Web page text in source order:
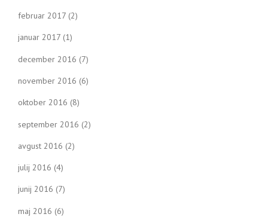
februar 2017 (2)
januar 2017 (1)
december 2016 (7)
november 2016 (6)
oktober 2016 (8)
september 2016 (2)
avgust 2016 (2)
julij 2016 (4)
junij 2016 (7)
maj 2016 (6)